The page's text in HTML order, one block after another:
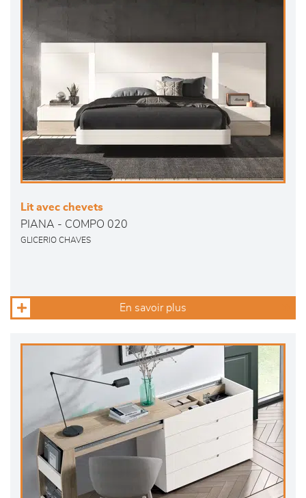
Lit avec chevets
PIANA - COMPO 020
GLICERIO CHAVES
En savoir plus